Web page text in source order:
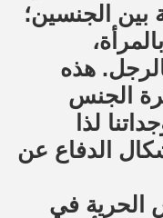
بين الجنسين؛
هذه
الجنس
لذا
الدفاع عن
الحرية في